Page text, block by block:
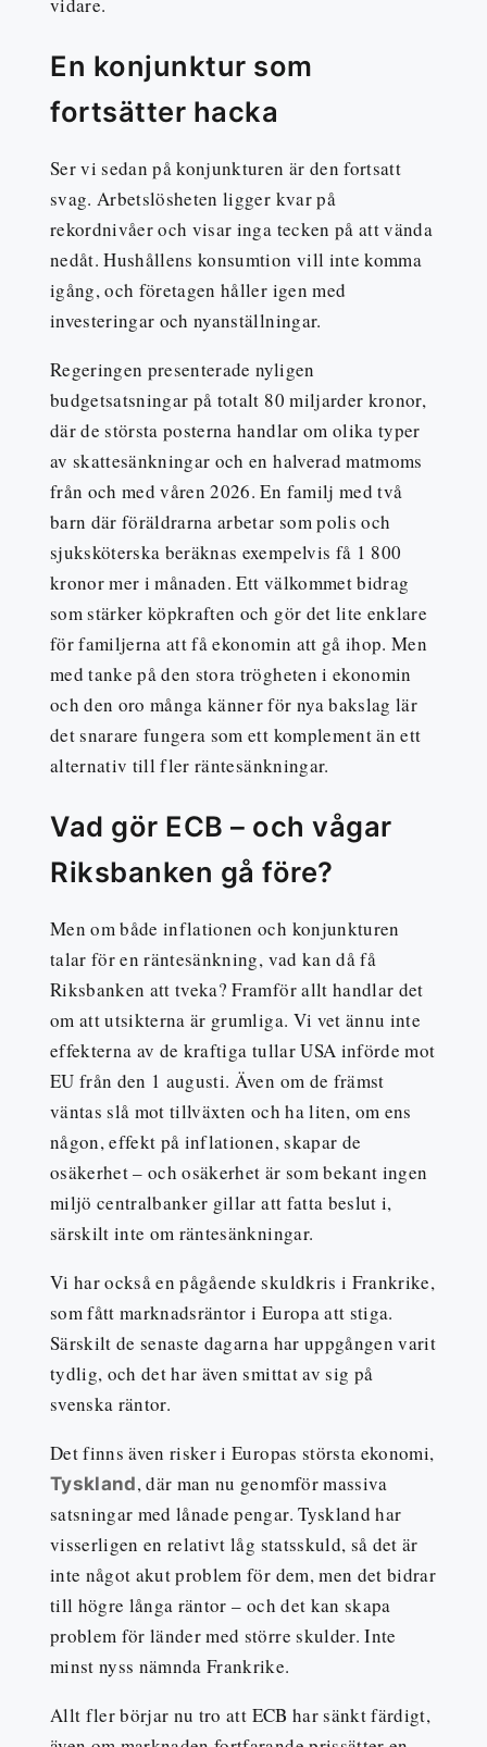
En konjunktur som
fortsätter hacka
Ser vi sedan på konjunkturen är den fortsatt
svag. Arbetslösheten ligger kvar på
rekordnivåer och visar inga tecken på att vända
nedåt. Hushållens konsumtion vill inte komma
igång, och företagen håller igen med
investeringar och nyanställningar.
Regeringen presenterade nyligen
budgetsatsningar på totalt 80 miljarder kronor,
där de största posterna handlar om olika typer
av skattesänkningar och en halverad matmoms
från och med våren 2026. En familj med två
barn där föräldrarna arbetar som polis och
sjuksköterska beräknas exempelvis få 1 800
kronor mer i månaden. Ett välkommet bidrag
som stärker köpkraften och gör det lite enklare
för familjerna att få ekonomin att gå ihop. Men
med tanke på den stora trögheten i ekonomin
och den oro många känner för nya bakslag lär
det snarare fungera som ett komplement än ett
alternativ till fler räntesänkningar.
Vad gör ECB – och vågar
Riksbanken gå före?
Men om både inflationen och konjunkturen
talar för en räntesänkning, vad kan då få
Riksbanken att tveka? Framför allt handlar det
om att utsikterna är grumliga. Vi vet ännu inte
effekterna av de kraftiga tullar USA införde mot
EU från den 1 augusti. Även om de främst
väntas slå mot tillväxten och ha liten, om ens
någon, effekt på inflationen, skapar de
osäkerhet – och osäkerhet är som bekant ingen
miljö centralbanker gillar att fatta beslut i,
särskilt inte om räntesänkningar.
Vi har också en pågående skuldkris i Frankrike,
som fått marknadsräntor i Europa att stiga.
Särskilt de senaste dagarna har uppgången varit
tydlig, och det har även smittat av sig på
svenska räntor.
Det finns även risker i Europas största ekonomi,
Tyskland, där man nu genomför massiva
satsningar med lånade pengar. Tyskland har
visserligen en relativt låg statsskuld, så det är
inte något akut problem för dem, men det bidrar
till högre långa räntor – och det kan skapa
problem för länder med större skulder. Inte
minst nyss nämnda Frankrike.
Allt fler börjar nu tro att ECB har sänkt färdigt,